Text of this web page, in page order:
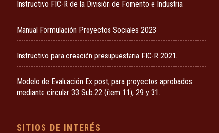
Instructivo FIC-R de la División de Fomento e Industria
Manual Formulación Proyectos Sociales 2023
Instructivo para creación presupuestaria FIC-R 2021.
Modelo de Evaluación Ex post, para proyectos aprobados
mediante circular 33 Sub.22 (ítem 11), 29 y 31.
SITIOS DE INTERÉS